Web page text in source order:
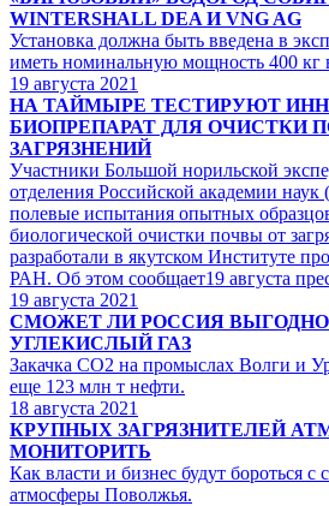
WINTERSHALL DEA И VNG AG
Установка должна быть введена в
иметь номинальную мощность 400 кг
19 августа 2021
НА ТАЙМЫРЕ ТЕСТИРУЮТ
БИОПРЕПАРАТ ДЛЯ ОЧИСТКИ
ЗАГРЯЗНЕНИЙ
Участники Большой норильской
отделения Российской академии
полевые испытания опытных
биологической очистки почвы от
разработали в якутском Институте
РАН. Об этом сообщает19 августа
19 августа 2021
СМОЖЕТ ЛИ РОССИЯ ВЫГОДНО
УГЛЕКИСЛЫЙ ГАЗ
Закачка СО2 на промыслах Волги и
еще 123 млн т нефти.
18 августа 2021
КРУПНЫХ ЗАГРЯЗНИТЕЛЕЙ
МОНИТОРИТЬ
Как власти и бизнес будут бороться с
атмосферы Поволжья.